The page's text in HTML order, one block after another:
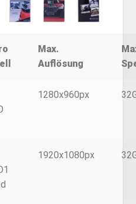
Max.
Auflösung
1280x960px
1920x1080px